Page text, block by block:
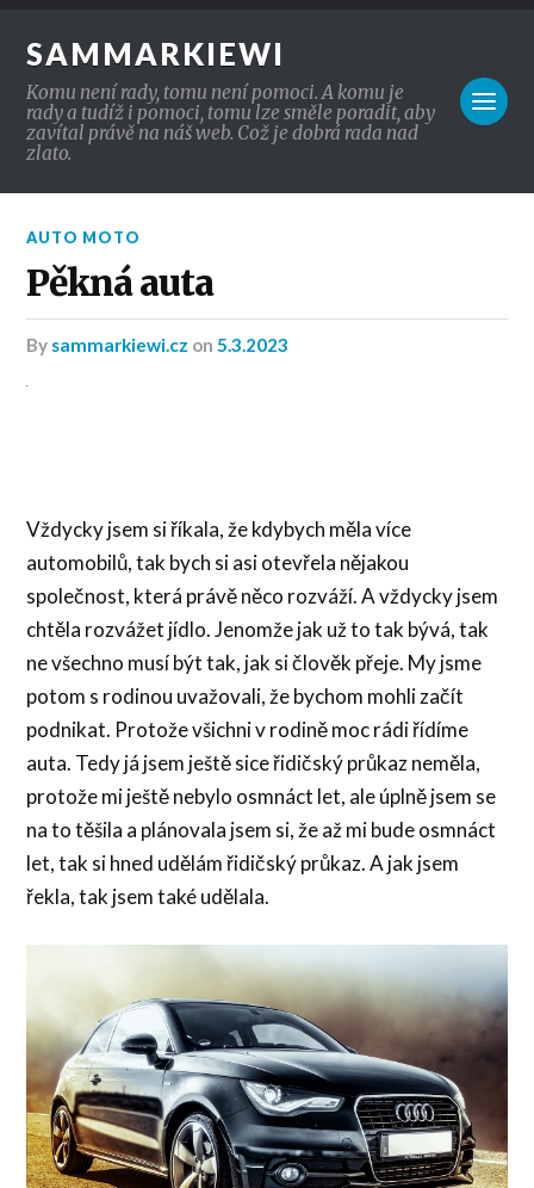
SAMMARKIEWI
Komu není rady, tomu není pomoci. A komu je
rady a tudíž i pomoci, tomu lze směle poradit, aby
zavítal právě na náš web. Což je dobrá rada nad
zlato.
AUTO MOTO
Pěkná auta
by sammarkiewi.cz on5.3.2023
Vždycky jsem si říkala, že kdybych měla více
automobilů, tak bych si asi otevřela nějakou
společnost, která právě něco rozváží. A vždycky jsem
chtěla rozvážet jídlo. Jenomže jak už to tak bývá, tak
ne všechno musí být tak, jak si člověk přeje. My jsme
potom s rodinou uvažovali, že bychom mohli začít
podnikat. Protože všichni v rodině moc rádi řídíme
auta. Tedy já jsem ještě sice řidičský průkaz neměla,
protože mi ještě nebylo osmnáct let, ale úplně jsem se
na to těšila a plánovala jsem si, že až mi bude osmnáct
let, tak si hned udělám řidičský průkaz. A jak jsem
řekla, tak jsem také udělala.